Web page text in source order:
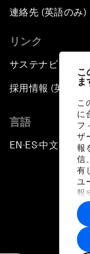
こ
ま
こ
に
フ
ザ
報
信
有
ユ
報
に
ト
す。
連絡先 (英語のみ)
リンク
サステナビリティ
採用情報 (英語の
言語
EN ▪ES▪中文▪ 日本語
プラ